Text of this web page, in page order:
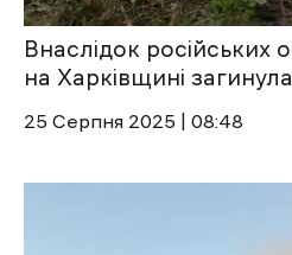
Внаслідок російських
на Харківщині
25 Cерпня 2025 | 08:48